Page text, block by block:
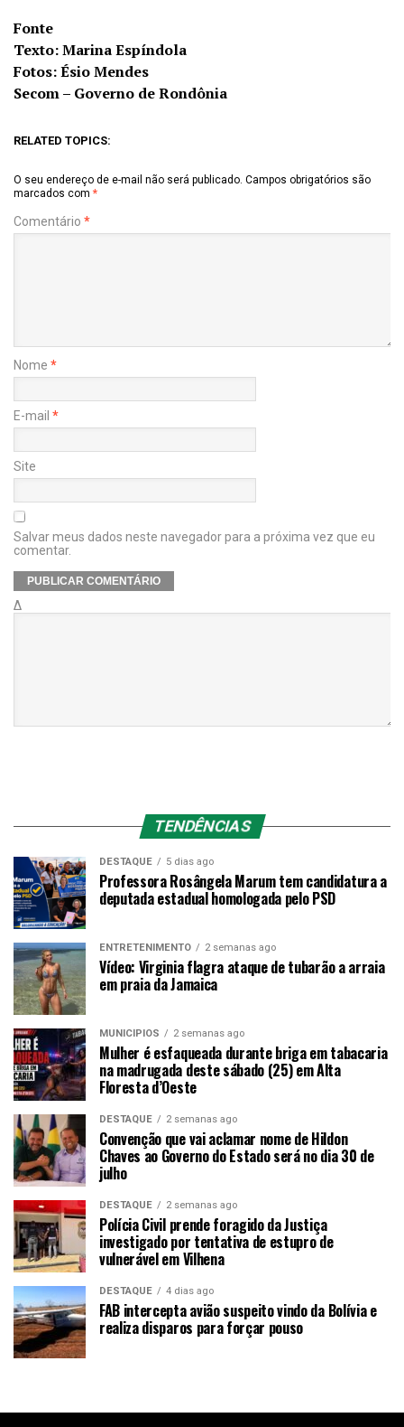
Fonte
Texto: Marina Espíndola
Fotos: Ésio Mendes
Secom – Governo de Rondônia
RELATED TOPICS:
O seu endereço de e-mail não será publicado. Campos obrigatórios são
marcados com *
Comentário *
Nome *
E-mail *
Site
Salvar meus dados neste navegador para a próxima vez que eu
comentar.
Δ
TENDÊNCIAS
DESTAQUE 5 dias ago
Professora Rosângela Marum tem candidatura a
deputada estadual homologada pelo PSD
ENTRETENIMENTO 2 semanas ago
Vídeo: Virginia flagra ataque de tubarão a arraia
em praia da Jamaica
MUNICÍPIOS 2 semanas ago
Mulher é esfaqueada durante briga em tabacaria
na madrugada deste sábado (25) em Alta
Floresta d’Oeste
DESTAQUE 2 semanas ago
Convenção que vai aclamar nome de Hildon
Chaves ao Governo do Estado será no dia 30 de
julho
DESTAQUE 2 semanas ago
Polícia Civil prende foragido da Justiça
investigado por tentativa de estupro de
vulnerável em Vilhena
DESTAQUE 4 dias ago
FAB intercepta avião suspeito vindo da Bolívia e
realiza disparos para forçar pouso